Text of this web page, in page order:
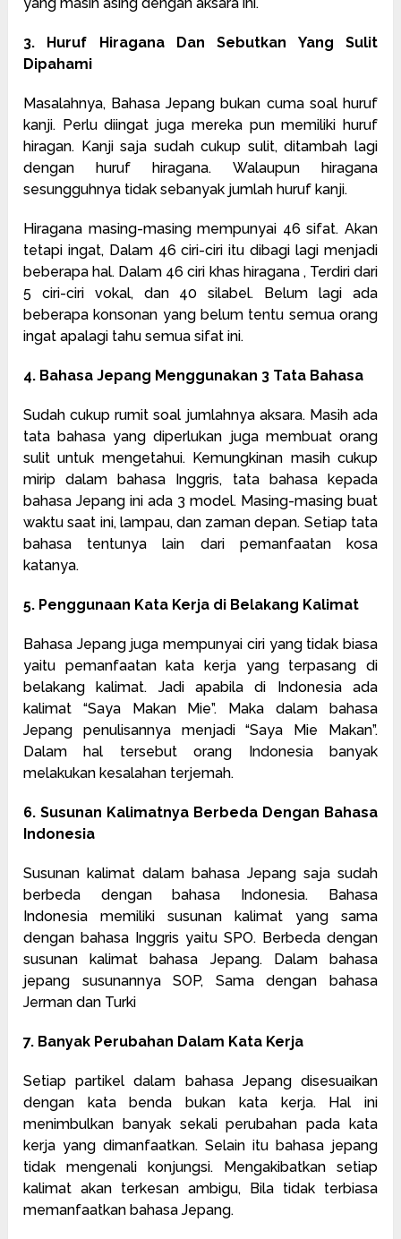
3. Huruf Hiragana Dan Sebutkan Yang Sulit
Dipahami
Masalahnya, Bahasa Jepang bukan cuma soal huruf
kanji. Perlu diingat juga mereka pun memiliki huruf
hiragan. Kanji saja sudah cukup sulit, ditambah lagi
dengan huruf hiragana. Walaupun hiragana
sesungguhnya tidak sebanyak jumlah huruf kanji.
Hiragana masing-masing mempunyai 46 sifat. Akan
tetapi ingat, Dalam 46 ciri-ciri itu dibagi lagi menjadi
beberapa hal. Dalam 46 ciri khas hiragana , Terdiri dari
5 ciri-ciri vokal, dan 40 silabel. Belum lagi ada
beberapa konsonan yang belum tentu semua orang
ingat apalagi tahu semua sifat ini.
4. Bahasa Jepang Menggunakan 3 Tata Bahasa
Sudah cukup rumit soal jumlahnya aksara. Masih ada
tata bahasa yang diperlukan juga membuat orang
sulit untuk mengetahui. Kemungkinan masih cukup
mirip dalam bahasa Inggris, tata bahasa kepada
bahasa Jepang ini ada 3 model. Masing-masing buat
waktu saat ini, lampau, dan zaman depan. Setiap tata
bahasa tentunya lain dari pemanfaatan kosa
katanya.
5. Penggunaan Kata Kerja di Belakang Kalimat
Bahasa Jepang juga mempunyai ciri yang tidak biasa
yaitu pemanfaatan kata kerja yang terpasang di
belakang kalimat. Jadi apabila di Indonesia ada
kalimat “Saya Makan Mie”. Maka dalam bahasa
Jepang penulisannya menjadi “Saya Mie Makan”.
Dalam hal tersebut orang Indonesia banyak
melakukan kesalahan terjemah.
6. Susunan Kalimatnya Berbeda Dengan Bahasa
Indonesia
Susunan kalimat dalam bahasa Jepang saja sudah
berbeda dengan bahasa Indonesia. Bahasa
Indonesia memiliki susunan kalimat yang sama
dengan bahasa Inggris yaitu SPO. Berbeda dengan
susunan kalimat bahasa Jepang. Dalam bahasa
jepang susunannya SOP, Sama dengan bahasa
Jerman dan Turki
7. Banyak Perubahan Dalam Kata Kerja
Setiap partikel dalam bahasa Jepang disesuaikan
dengan kata benda bukan kata kerja. Hal ini
menimbulkan banyak sekali perubahan pada kata
kerja yang dimanfaatkan. Selain itu bahasa jepang
tidak mengenali konjungsi. Mengakibatkan setiap
kalimat akan terkesan ambigu, Bila tidak terbiasa
memanfaatkan bahasa Jepang.